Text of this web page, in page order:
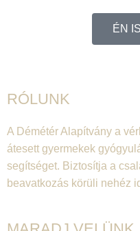
ÉN
RÓLUNK
A Démétér Alapítvány a
átesett gyermekek
segítséget. Biztosítja a
beavatkozás körüli nehéz